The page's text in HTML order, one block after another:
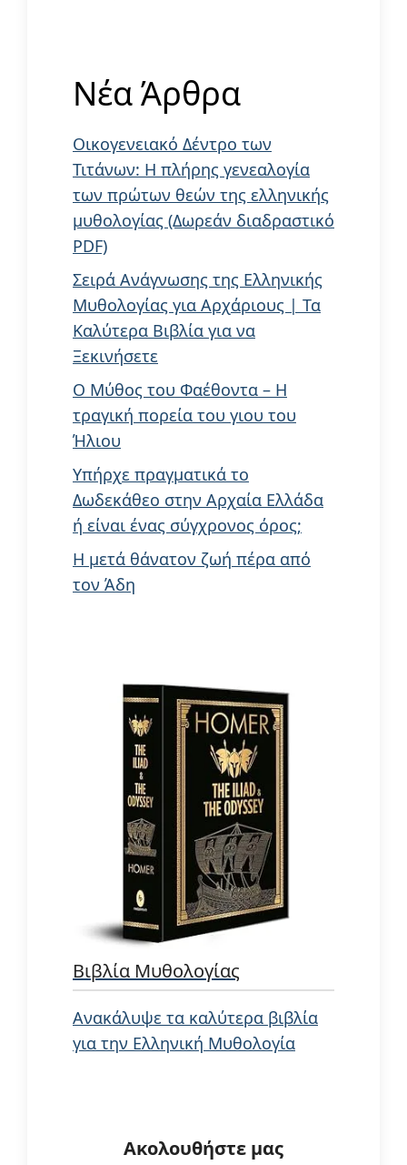
Νέα Άρθρα
Οικογενειακό Δέντρο των
Τιτάνων: Η πλήρης γενεαλογία
των πρώτων θεών της ελληνικής
μυθολογίας (Δωρεάν διαδραστικό
PDF)
Σειρά Ανάγνωσης της Ελληνικής
Μυθολογίας για Αρχάριους | Τα
Καλύτερα Βιβλία για να
Ξεκινήσετε
Ο Μύθος του Φαέθοντα – Η
τραγική πορεία του γιου του
Ήλιου
Υπήρχε πραγματικά το
Δωδεκάθεο στην Αρχαία Ελλάδα
ή είναι ένας σύγχρονος όρος;
Η μετά θάνατον ζωή πέρα από
τον Άδη
Βιβλία Μυθολογίας
Ανακάλυψε τα καλύτερα βιβλία
για την Ελληνική Μυθολογία
Ακολουθήστε μας